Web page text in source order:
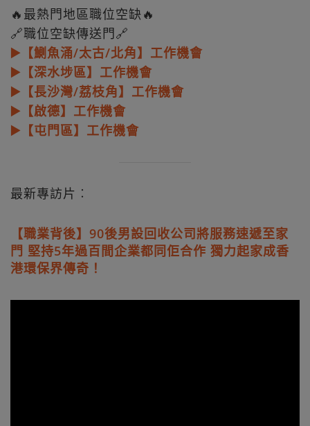
🔥最熱門地區職位空缺🔥
🔗職位空缺傳送門🔗
▶️【鰂魚涌/太古/北角】工作機會
▶️【深水埗區】工作機會
▶️【長沙灣/荔枝角】工作機會
▶️【啟德】工作機會
▶️【屯門區】工作機會
最新專訪片︰
【職業背後】90後男設回收公司將服務速遞至家
門 堅持5年過百間企業都同佢合作 獨力起家成香
港環保界傳奇！